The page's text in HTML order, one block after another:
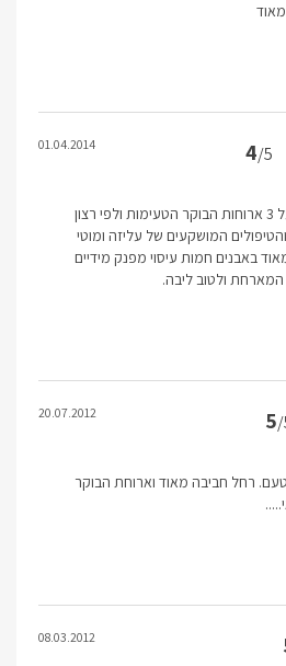
4/5
01.04.2014
ממליצים בכל לב על הצימר על 3 ארוחות הבוקר הטעימות ולפי רצון
המושקעים של עליזה ומוטי
באבנים חמות עיסוי מפנק מידיים
ולטוב ליבה.
5
20.07.2012
רחל חביבה מאוד וארוחת הבוקר
08.03.2012